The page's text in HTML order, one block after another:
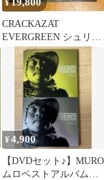
¥19,800
CRACKAZAT
EVERGREEN シュリン
ク未開封 新品
MURO
¥4,900
【DVDセット♪】MURO
ムロベストアルバム